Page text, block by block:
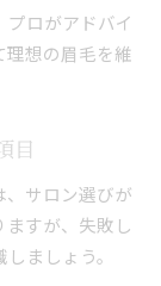
ー紹介
理由
果解説
ロがアドバイ
理想の眉毛を維
目
、サロン選びが
すが、失敗し
ましょう。